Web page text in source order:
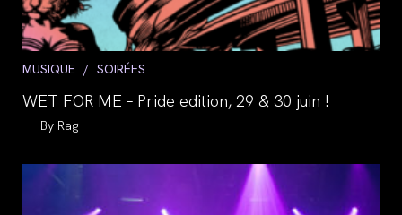
Post
MUSIQUE / SOIRÉES
WET FOR ME – Pride edition, 29 & 30 juin !
Auteur/autrice
la
Rag